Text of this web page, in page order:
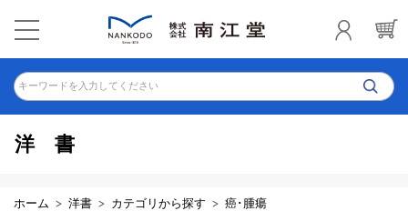
キーワードを入力してください
洋書
ホーム 洋書 カテゴリから探す
癌･腫瘍